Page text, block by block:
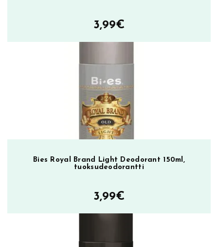
3,99€
Bies Royal Brand Light Deodorant 150ml,
tuoksudeodorantti
3,99€